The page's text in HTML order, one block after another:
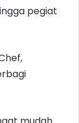
pegiat